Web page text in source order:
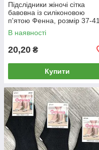
Підслідники жіночі сітка
бавовна із силіконовою
п'ятою Фенна, розмір 37-41,
асорті, 8003-1
В наявності
20,20 ₴
Купити